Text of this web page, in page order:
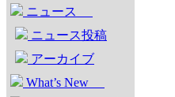
ニュース
ニュース投稿
アーカイブ
What’s New